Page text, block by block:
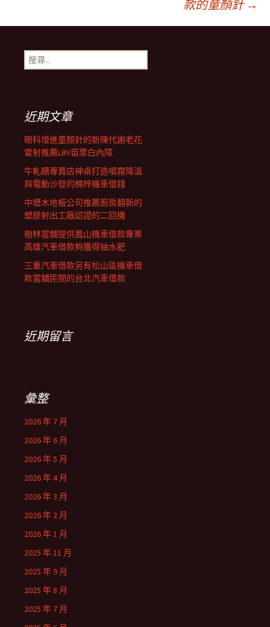
導
航
列
款的童顏針 →
搜
尋
近期文章
眼科增進童顏針的新陳代謝老花
雷射推薦LBV苗栗白內障
牛軋糖專賣店神桌打造噴霧降溫
與電動沙發的楠梓機車借錢
中壢木地板公司推薦廚房翻新的
塑膠射出工廠認證的二回機
樹林當舖提供鳳山機車借款專業
高雄汽車借款夠獲得抽水肥
三重汽車借款另有松山區機車借
款當舖民間的台北汽車借款
近期留言
彙整
2026 年 7 月
2026 年 6 月
2026 年 5 月
2026 年 4 月
2026 年 3 月
2026 年 2 月
2026 年 1 月
2025 年 11 月
2025 年 9 月
2025 年 8 月
2025 年 7 月